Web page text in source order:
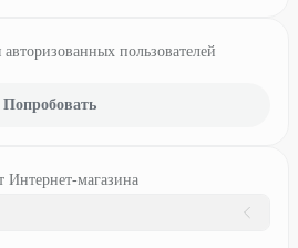
пользователей
Попробовать
Интернет-магазина